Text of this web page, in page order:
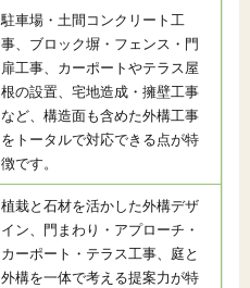
駐車場・土間コンクリート工
事、ブロック塀・フェンス・門
扉工事、カーポートやテラス屋
根の設置、宅地造成・擁壁工事
など、構造面も含めた外構工事
をトータルで対応できる点が特
徴です。
植栽と石材を活かした外構デザ
イン、門まわり・アプローチ・
カーポート・テラス工事、庭と
外構を一体で考える提案力が特